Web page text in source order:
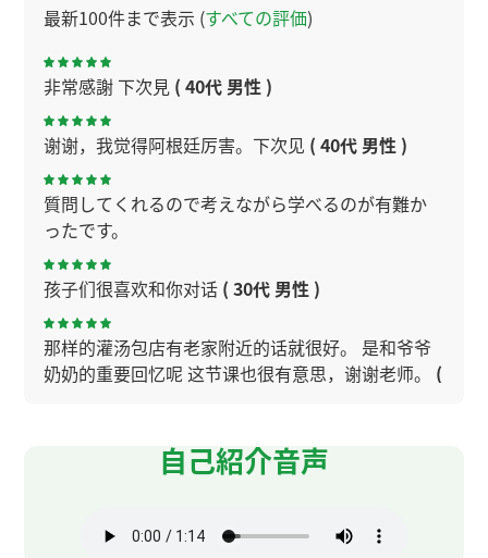
最新100件まで表示 (すべての評価)
非常感謝 下次見 ( 40代 男性 )
谢谢，我觉得阿根廷厉害。下次见 ( 40代 男性 )
質問してくれるので考えながら学べるのが有難か
ったです。
孩子们很喜欢和你对话 ( 30代 男性 )
那样的灌汤包店有老家附近的话就很好。 是和爷爷
奶奶的重要回忆呢 这节课也很有意思，谢谢老师。 (
谢谢您的课！今天也上得很开心！
粽子的味道很多，下次我试试一下。下次见～
自己紹介音声